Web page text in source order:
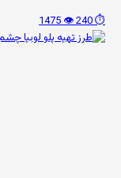
⏱️ 240
👁️ 1475